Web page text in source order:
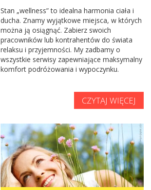
Stan „wellness” to idealna harmonia ciała i
ducha. Znamy wyjątkowe miejsca, w których
można ją osiągnąć. Zabierz swoich
pracowników lub kontrahentów do świata
relaksu i przyjemności. My zadbamy o
wszystkie serwisy zapewniające maksymalny
komfort podróżowania i wypoczynku.
CZYTAJ WIĘCEJ